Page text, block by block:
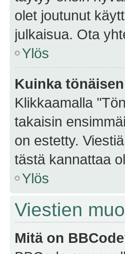
olet joutunut
julkaisua. Ota
Ylös
Kuinka
Klikkaamalla
takaisin
on estetty.
tästä kannattaa
Ylös
Viestien
Mitä on